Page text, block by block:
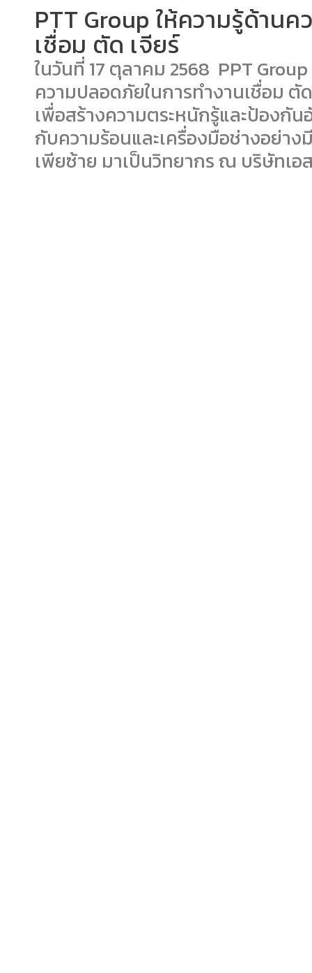
PTT Group ให้ความรู้ด้าน
เชื่อม ตัด เจียร์
ในวันที่17ตุลาคม 2568 PPT Group
ความปลอดภัยในการทำงานเชื่อม
เพื่อสร้างความตระหนักรู้และป้องกั
กับความร้อนและเครื่องมือช่างอย่า
เพียซ้าย มาเป็นวิทยากร ณ บริษัทเ